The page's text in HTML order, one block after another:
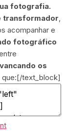
fotografia.
transformador,
acompanhar e
fotográfico
os
text_block]